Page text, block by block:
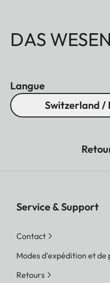
DAS
Langue
Switzerland /
Service & Support
Contact
Modes d'expédition et de
Retours